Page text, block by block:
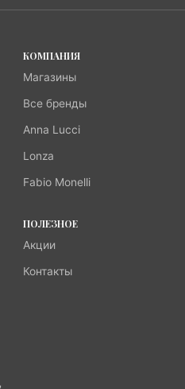
КОМПАНИЯ
Магазины
Все бренды
Anna Lucci
Lonza
Fabio Monelli
ПОЛЕЗНОЕ
Акции
Контакты